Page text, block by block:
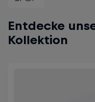
Entdecke
Kollektion